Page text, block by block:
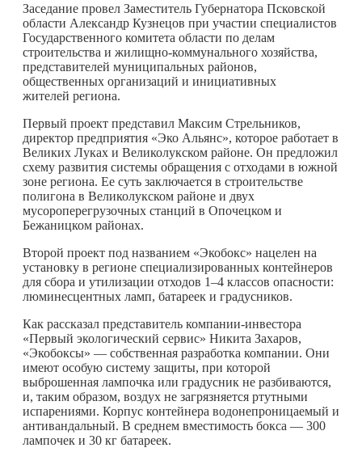
Заседание провел Заместитель Губернатора Псковской
области Александр Кузнецов при участии специалистов
Государственного комитета области по делам
строительства и жилищно-коммунального хозяйства,
представителей муниципальных районов,
общественных организаций и инициативных
жителей региона.
Первый проект представил Максим Стрельников,
директор предприятия «Эко Альянс», которое работает в
Великих Луках и Великолукском районе. Он предложил
схему развития системы обращения с отходами в южной
зоне региона. Ее суть заключается в строительстве
полигона в Великолукском районе и двух
мусороперегрузочных станций в Опочецком и
Бежаницком районах.
Второй проект под названием «Экобокс» нацелен на
установку в регионе специализированных контейнеров
для сбора и утилизации отходов 1–4 классов опасности:
люминесцентных ламп, батареек и градусников.
Как рассказал представитель компании-инвестора
«Первый экологический сервис» Никита Захаров,
«Экобоксы» — собственная разработка компании. Они
имеют особую систему защиты, при которой
выброшенная лампочка или градусник не разбиваются,
и, таким образом, воздух не загрязняется ртутными
испарениями. Корпус контейнера водонепроницаемый и
антивандальный. В среднем вместимость бокса — 300
лампочек и 30 кг батареек.